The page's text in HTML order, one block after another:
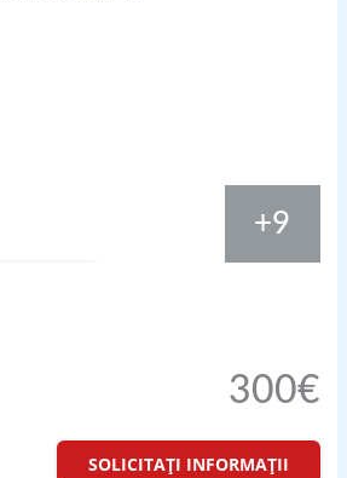
+9
300€
SOLICITAȚI INFORMAȚII